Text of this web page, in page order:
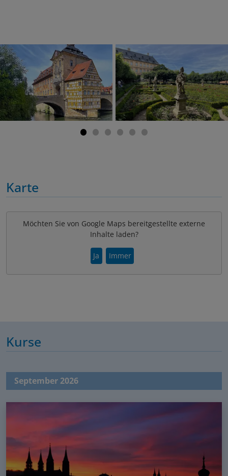
Karte
Möchten Sie von Google Maps bereitgestellte externe
Inhalte laden?
Ja Immer
Kurse
September 2026